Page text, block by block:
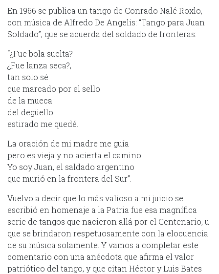
En 1966 se publica un tango de Conrado Nalé Roxlo,
con música de Alfredo De Angelis: “Tango para Juan
Soldado”, que se acuerda del soldado de fronteras:
“¿Fue bola suelta?
¿Fue lanza seca?,
tan solo sé
que marcado por el sello
de la mueca
del degüello
estirado me quedé.
La oración de mi madre me guía
pero es vieja y no acierta el camino
Yo soy Juan, el saldado argentino
que murió en la frontera del Sur”.
Vuelvo a decir que lo más valioso a mi juicio se
escribió en homenaje a la Patria fue esa magnífica
serie de tangos que nacieron allá por el Centenario, u
que se brindaron respetuosamente con la elocuencia
de su música solamente. Y vamos a completar este
comentario con una anécdota que afirma el valor
patriótico del tango, y que citan Héctor y Luis Bates